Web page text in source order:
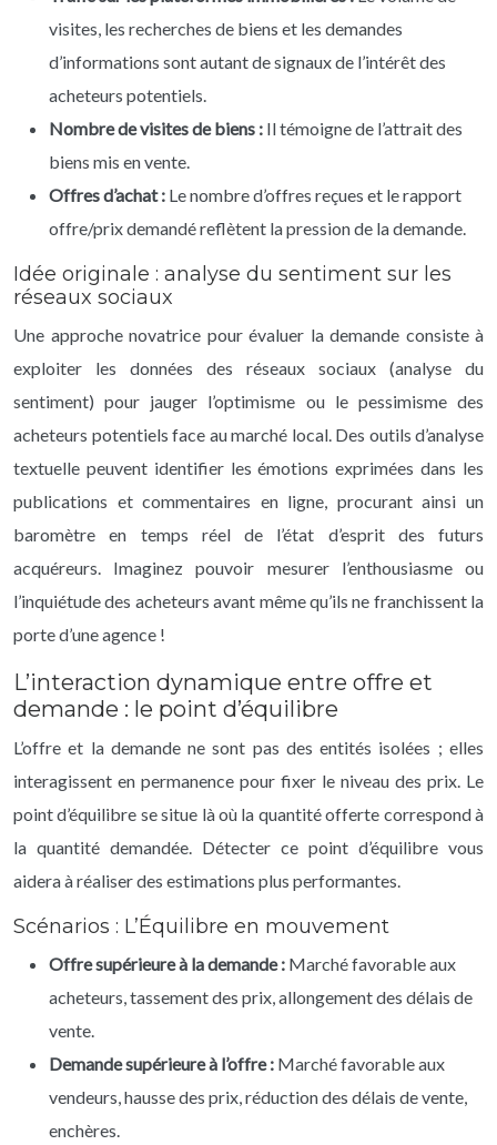
visites, les recherches de biens et les demandes
d’informations sont autant de signaux de l’intérêt des
acheteurs potentiels.
Nombre de visites de biens : Il témoigne de l’attrait des
biens mis en vente.
Offres d’achat : Le nombre d’offres reçues et le rapport
offre/prix demandé reflètent la pression de la demande.
Idée originale : analyse du sentiment sur les
réseaux sociaux
Une approche novatrice pour évaluer la demande consiste à
exploiter les données des réseaux sociaux (analyse du
sentiment) pour jauger l’optimisme ou le pessimisme des
acheteurs potentiels face au marché local. Des outils d’analyse
textuelle peuvent identifier les émotions exprimées dans les
publications et commentaires en ligne, procurant ainsi un
baromètre en temps réel de l’état d’esprit des futurs
acquéreurs. Imaginez pouvoir mesurer l’enthousiasme ou
l’inquiétude des acheteurs avant même qu’ils ne franchissent la
porte d’une agence !
L’interaction dynamique entre offre et
demande : le point d’équilibre
L’offre et la demande ne sont pas des entités isolées ; elles
interagissent en permanence pour fixer le niveau des prix. Le
point d’équilibre se situe là où la quantité offerte correspond à
la quantité demandée. Détecter ce point d’équilibre vous
aidera à réaliser des estimations plus performantes.
Scénarios : L’Équilibre en mouvement
Offre supérieure à la demande : Marché favorable aux
acheteurs, tassement des prix, allongement des délais de
vente.
Demande supérieure à l’offre : Marché favorable aux
vendeurs, hausse des prix, réduction des délais de vente,
enchères.